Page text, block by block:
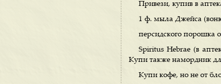
Привези, купив в
1 ф. мыла Джейса
персидского порошка
Spiritus Hebrae (в
Купи также намордник
Купи кофе, но не от